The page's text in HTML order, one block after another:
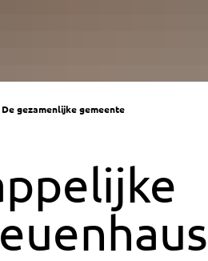
De gezamenlijke gemeente